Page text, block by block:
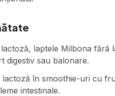
laptele Milbona fără
digestiv sau balonare.
în smoothie-uri cu
intestinale.